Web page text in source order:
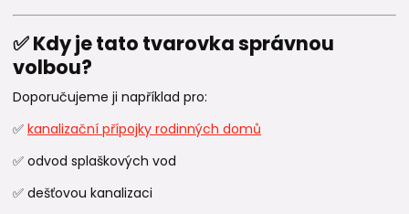
✅ Kdy je tato tvarovka správnou
volbou?
Doporučujeme ji například pro:
✅ kanalizační přípojky rodinných domů
✅ odvod splaškových vod
✅ dešťovou kanalizaci